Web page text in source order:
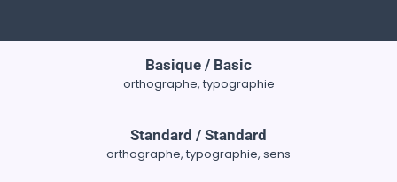
Basique / Basic
orthographe, typographie
Standard / Standard
orthographe, typographie, sens